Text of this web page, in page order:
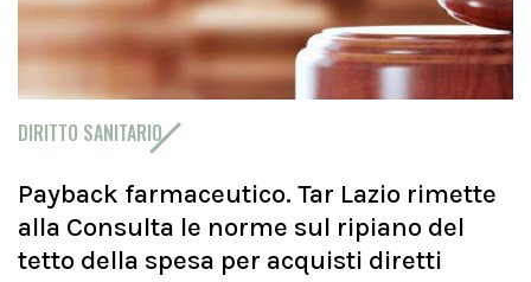
DIRITTO SANITARIO
Payback farmaceutico. Tar Lazio rimette
alla Consulta le norme sul ripiano del
tetto della spesa per acquisti diretti